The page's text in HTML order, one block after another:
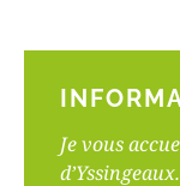
Je vous
d’Yssingeaux.